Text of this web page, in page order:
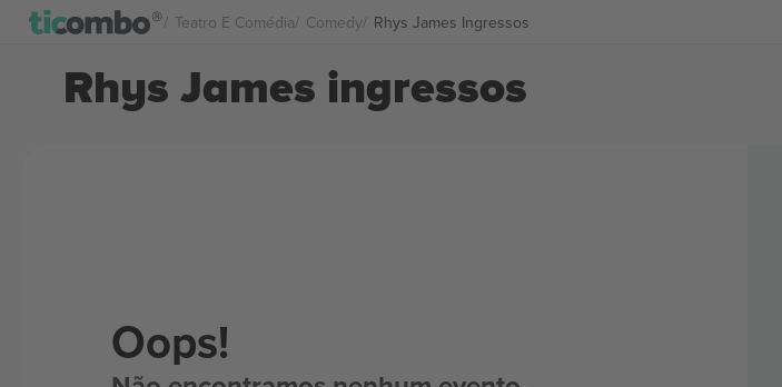
Teatro E Comédia Comedy Rhys James Ingressos
Rhys James ingressos
Oops!